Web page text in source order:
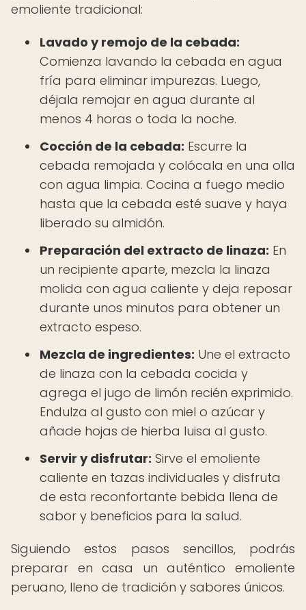
emoliente tradicional:
Lavado y remojo de la cebada:
Comienza lavando la cebada en agua
fría para eliminar impurezas. Luego,
déjala remojar en agua durante al
menos 4 horas o toda la noche.
Cocción de la cebada: Escurre la
cebada remojada y colócala en una olla
con agua limpia. Cocina a fuego medio
hasta que la cebada esté suave y haya
liberado su almidón.
Preparación del extracto de linaza: En
un recipiente aparte, mezcla la linaza
molida con agua caliente y deja reposar
durante unos minutos para obtener un
extracto espeso.
Mezcla de ingredientes: Une el extracto
de linaza con la cebada cocida y
agrega el jugo de limón recién exprimido.
Endulza al gusto con miel o azúcar y
añade hojas de hierba luisa al gusto.
Servir y disfrutar: Sirve el emoliente
caliente en tazas individuales y disfruta
de esta reconfortante bebida llena de
sabor y beneficios para la salud.
Siguiendo estos pasos sencillos, podrás
preparar en casa un auténtico emoliente
peruano, lleno de tradición y sabores únicos.